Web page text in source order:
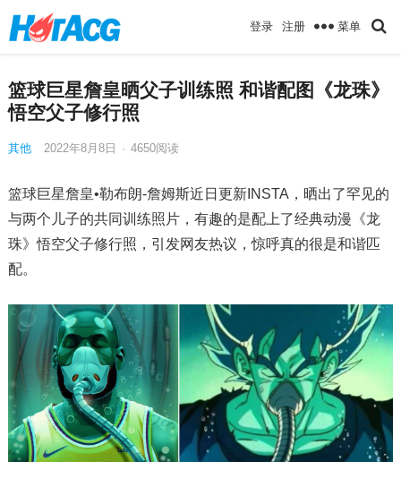
登录 注册 菜单
篮球巨星詹皇晒父子训练照 和谐配图《龙珠》
悟空父子修行照
其他 2022年8月8日 · 4650阅读
篮球巨星詹皇•勒布朗-詹姆斯近日更新INSTA，晒出了罕见的
与两个儿子的共同训练照片，有趣的是配上了经典动漫《龙
珠》悟空父子修行照，引发网友热议，惊呼真的很是和谐匹
配。